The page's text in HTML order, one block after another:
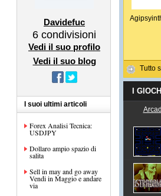
Davidefuc
6 condivisioni
Vedi il suo profilo
Vedi il suo blog
I suoi ultimi articoli
Forex Analisi Tecnica:
USDJPY
Dollaro ampio spazio di
salita
Sell in may and go away
Vendi in Maggio e andare
via
Tutto
I